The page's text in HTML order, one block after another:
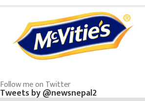
Follow me on Twitter
Tweets by @newsnepal2